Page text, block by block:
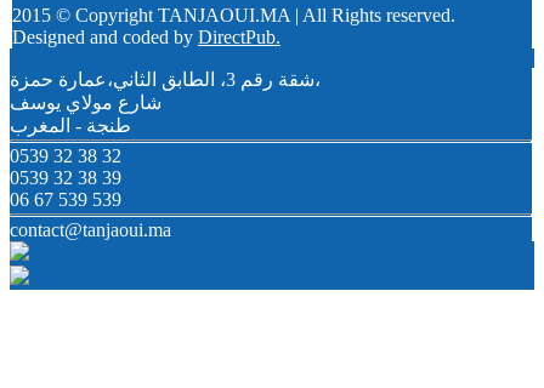
2015 © Copyright TANJAOUI.MA | All Rights reserved.
Designed and coded by DirectPub.
شقة رقم 3، الطابق الثاني،عمارة حمزة،
شارع مولاي يوسف
طنجة - المغرب
0539 32 38 32
0539 32 38 39
06 67 539 539
contact@tanjaoui.ma